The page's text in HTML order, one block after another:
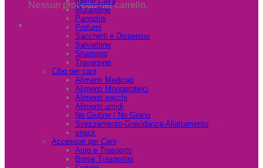
Nessun prodotto nel carrello.
Mutandine
Pannolini
Profumi
Sacchetti e Dispenser
Salviettine
Shampoo
Traversine
Cibo per cani
Alimenti Medicati
Alimenti Monoproteici
Alimenti secchi
Alimenti umidi
No Glutine / No Grano
Svezzamento-Gravidanza-Allattamento
snack
Accessori per Cani
Auto e Trasporto
Borse Trasportini